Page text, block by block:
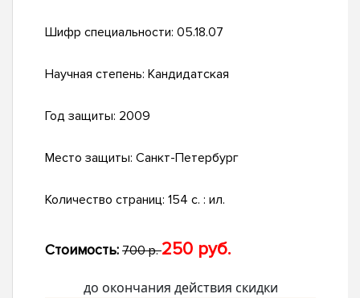
Шифр специальности: 05.18.07
Научная степень: Кандидатская
Год защиты: 2009
Место защиты: Санкт-Петербург
Количество страниц: 154 с. : ил.
Стоимость: 700 р.250 руб.
до окончания действия скидки